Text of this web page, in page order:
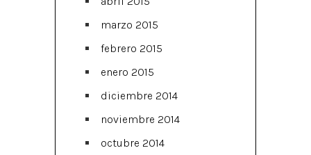
marzo 2015
febrero 2015
enero 2015
diciembre 2014
noviembre 2014
octubre 2014